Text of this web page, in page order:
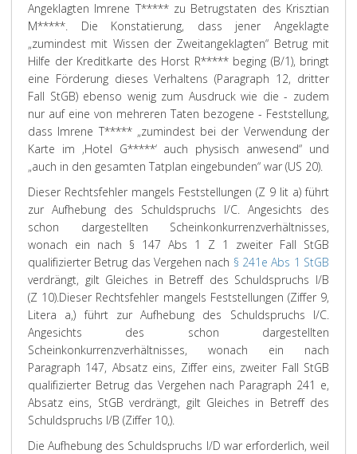
Angeklagten Imrene T***** zu Betrugstaten des Krisztian
M*****. Die Konstatierung, dass jener Angeklagte
„zumindest mit Wissen der Zweitangeklagten“ Betrug mit
Hilfe der Kreditkarte des Horst R***** beging (B/1), bringt
eine Förderung dieses Verhaltens (Paragraph 12, dritter
Fall StGB) ebenso wenig zum Ausdruck wie die - zudem
nur auf eine von mehreren Taten bezogene - Feststellung,
dass Imrene T***** „zumindest bei der Verwendung der
Karte im ‚Hotel G*****‘ auch physisch anwesend“ und
„auch in den gesamten Tatplan eingebunden“ war (US 20).
Dieser Rechtsfehler mangels Feststellungen (Z 9 lit a) führt
zur Aufhebung des Schuldspruchs I/C. Angesichts des
schon dargestellten Scheinkonkurrenzverhältnisses,
wonach ein nach § 147 Abs 1 Z 1 zweiter Fall StGB
qualifizierter Betrug das Vergehen nach § 241e Abs 1 StGB
verdrängt, gilt Gleiches in Betreff des Schuldspruchs I/B
(Z 10).Dieser Rechtsfehler mangels Feststellungen (Ziffer 9,
Litera a,) führt zur Aufhebung des Schuldspruchs I/C.
Angesichts des schon dargestellten
Scheinkonkurrenzverhältnisses, wonach ein nach
Paragraph 147, Absatz eins, Ziffer eins, zweiter Fall StGB
qualifizierter Betrug das Vergehen nach Paragraph 241 e,
Absatz eins, StGB verdrängt, gilt Gleiches in Betreff des
Schuldspruchs I/B (Ziffer 10,).
Die Aufhebung des Schuldspruchs I/D war erforderlich, weil